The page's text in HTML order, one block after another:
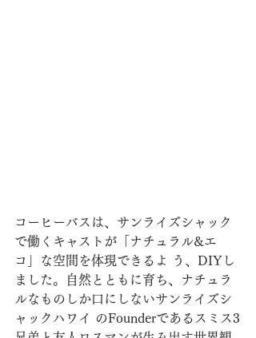
コーヒーバスは、サンライズシャック
で働くキャストが「ナチュラル&エ
コ」な空間を体現できるよ う、DIYし
ました。自然とともに育ち、ナチュラ
ルなものしか口にしないサンライズシ
ャックハワイ のFounderであるスミス3